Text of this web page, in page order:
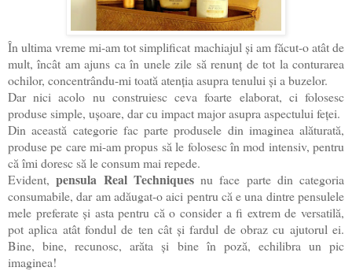
În ultima vreme mi-am tot simplificat machiajul și am făcut-o atât de
mult, încât am ajuns ca în unele zile să renunț de tot la conturarea
ochilor, concentrându-mi toată atenția asupra tenului și a buzelor.
Dar nici acolo nu construiesc ceva foarte elaborat, ci folosesc
produse simple, ușoare, dar cu impact major asupra aspectului feței.
Din această categorie fac parte produsele din imaginea alăturată,
produse pe care mi-am propus să le folosesc în mod intensiv, pentru
că îmi doresc să le consum mai repede.
Evident,pensula Real Techniques nu face parte din categoria
consumabile, dar am adăugat-o aici pentru că e una dintre pensulele
mele preferate și asta pentru că o consider a fi extrem de versatilă,
pot aplica atât fondul de ten cât și fardul de obraz cu ajutorul ei.
Bine, bine, recunosc, arăta și bine în poză, echilibra un pic
imaginea!